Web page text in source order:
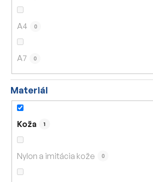
A4 0
A7 0
Materiál
Koža 1
Nylon a imitácia kože 0